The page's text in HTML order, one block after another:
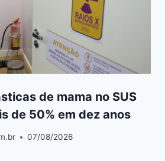
de mama no SUS
de 50% em dez anos
07/08/2026